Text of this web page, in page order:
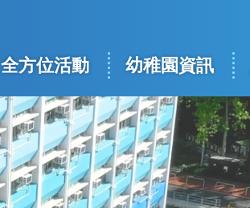
全方位活動 幼稚園資訊